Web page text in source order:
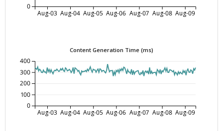
Aug-03 Aug-04 Aug-05 Aug-06 Aug-07 Aug-08 Aug-09
0
Content Generation Time (ms)
Aug-03 Aug-04 Aug-05 Aug-06 Aug-07 Aug-08 Aug-09
0
100
200
300
400